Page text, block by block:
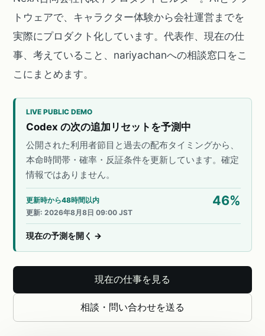
トウェアで、キャラクター体験から会社運営までを
実際にプロダクト化しています。代表作、現在の仕
事、考えていること、nariyachanへの相談窓口をこ
こにまとめます。
LIVE PUBLIC DEMO
Codex の次の追加リセットを予測中
公開された利用者節目と過去の配布タイミングから、
本命時間帯・確率・反証条件を更新しています。確定
情報ではありません。
更新時から48時間以内 46%
更新:2026年8月8日 09:00 JST
現在の予測を開く →
現在の仕事を見る
相談・問い合わせを送る